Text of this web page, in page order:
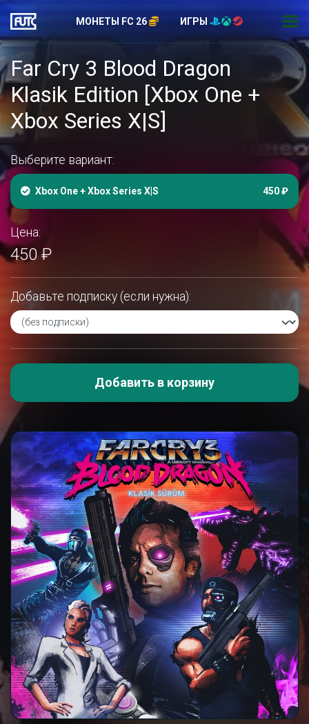
МОНЕТЫ FC 26 ИГРЫ
Far Cry 3 Blood Dragon
Klasik Edition [Xbox One +
Xbox Series X|S]
Выберите вариант:
Xbox One + Xbox Series X|S 450 ₽
Цена:
450 ₽
Добавьте подписку (если нужна):
Добавить в корзину